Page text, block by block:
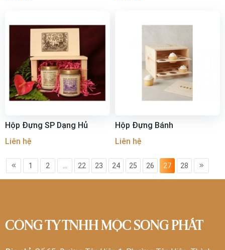
Hộp Đựng SP Dạng Hủ
Liên hệ
Hộp Đựng Bánh
Liên hệ
1 2 22 23 24 25 26 27 28
CÔNG TY TNHH MỘC SONG PHÁT